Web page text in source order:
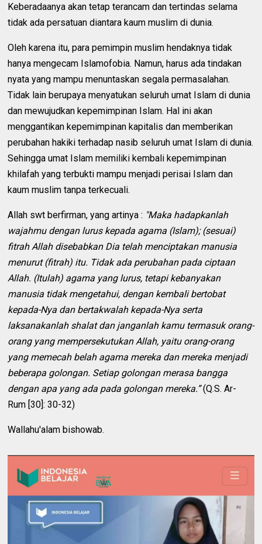
Keberadaanya akan tetap terancam dan tertindas selama
tidak ada persatuan diantara kaum muslim di dunia.
Oleh karena itu, para pemimpin muslim hendaknya tidak
hanya mengecam Islamofobia. Namun, harus ada tindakan
nyata yang mampu menuntaskan segala permasalahan.
Tidak lain berupaya menyatukan seluruh umat Islam di dunia
dan mewujudkan kepemimpinan Islam. Hal ini akan
menggantikan kepemimpinan kapitalis dan memberikan
perubahan hakiki terhadap nasib seluruh umat Islam di dunia.
Sehingga umat Islam memiliki kembali kepemimpinan
khilafah yang terbukti mampu menjadi perisai Islam dan
kaum muslim tanpa terkecuali.
Allah swt berfirman, yang artinya : "Maka hadapkanlah
wajahmu dengan lurus kepada agama (Islam); (sesuai)
fitrah Allah disebabkan Dia telah menciptakan manusia
menurut (fitrah) itu. Tidak ada perubahan pada ciptaan
Allah. (Itulah) agama yang lurus, tetapi kebanyakan
manusia tidak mengetahui, dengan kembali bertobat
kepada-Nya dan bertakwalah kepada-Nya serta
laksanakanlah shalat dan janganlah kamu termasuk orang-
orang yang mempersekutukan Allah, yaitu orang-orang
yang memecah belah agama mereka dan mereka menjadi
beberapa golongan. Setiap golongan merasa bangga
dengan apa yang ada pada golongan mereka.”(Q.S. Ar-
Rum [30]: 30-32)
Wallahu'alam bishowab.